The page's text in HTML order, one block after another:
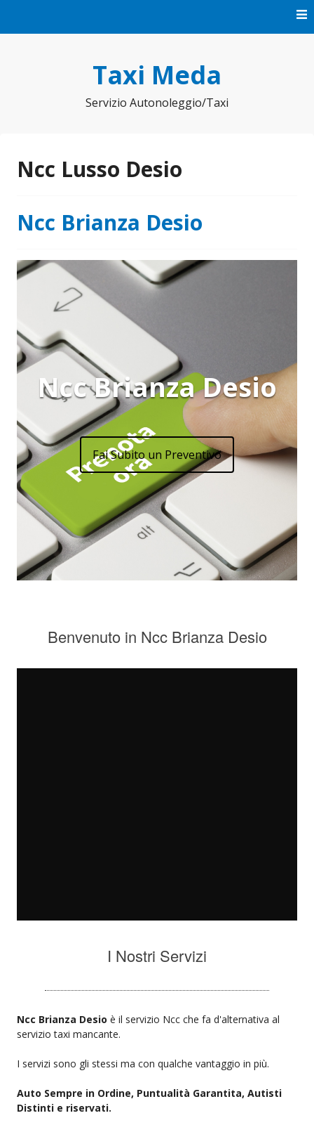
Taxi Meda
Servizio Autonoleggio/Taxi
Ncc Lusso Desio
Ncc Brianza Desio
Ncc Brianza Desio
Fai Subito un Preventivo
Benvenuto in Ncc Brianza Desio
I Nostri Servizi
Ncc Brianza Desio è il servizio Ncc che fa d'alternativa al
servizio taxi mancante.
I servizi sono gli stessi ma con qualche vantaggio in più.
Auto Sempre in Ordine, Puntualità Garantita, Autisti
Distinti e riservati.